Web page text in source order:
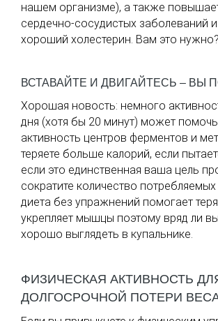
нашем организме), а также
сердечно-сосудистых заболеваний
хороший холестерин. Вам это нужно?
ВСТАВАЙТЕ И ДВИГАЙТЕСЬ – ВЫ
Хорошая новость: немного
дня (хотя бы 20 минут) может
активность центров ферментов и
теряете больше калорий, если
если это единственная ваша цель
сократите количество
диета без упражнений помогает
укрепляет мышцы поэтому вряд ли
хорошо выглядеть в купальнике.
ФИЗИЧЕСКАЯ АКТИВНОСТЬ
ДОЛГОСРОЧНОЙ ПОТЕРИ